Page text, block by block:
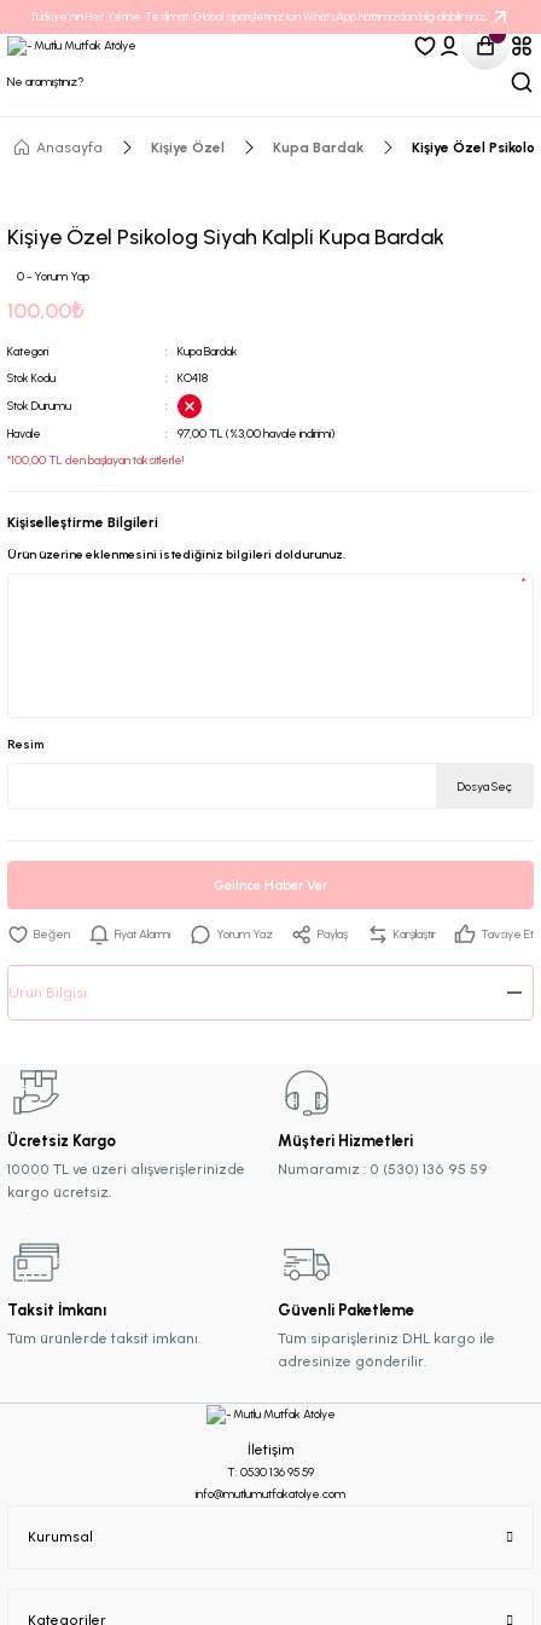
Türkiye’nin Her Yerine Teslimat. Global siparişleriniz için WhatsApp hattımızdan bilgi alabilirsiniz.
Anasayfa Kişiye Özel Kupa Bardak Kişiye Özel
Kişiye Özel Psikolog Siyah Kalpli Kupa Bardak
0 - Yorum Yap
100,00₺
Kategori
Kupa Bardak
Stok Kodu
KO418
Stok Durumu
Havale
97,00 TL (%3,00 havale indirimi)
*100,00 TL den başlayan taksitlerle!
Kişiselleştirme Bilgileri
Ürün üzerine eklenmesini istediğiniz bilgileri doldurunuz.
*
Resim
Dosya Seç
Gelince Haber Ver
Fiyat Alarmı Yorum Yaz Paylaş Karşılaştır Tavsiye Et
Ürün Bilgisi
Ücretsiz Kargo
10000 TL ve üzeri alışverişlerinizde
kargo ücretsiz.
Müşteri Hizmetleri
Numaramız : 0 (530) 136 95 59
Taksit İmkanı
Tüm ürünlerde taksit imkanı.
Güvenli Paketleme
Tüm siparişleriniz DHL kargo ile
adresinize gönderilir.
İletişim
T: 0530 136 95 59
info@mutlumutfakatolye.com
Kurumsal
Kategoriler